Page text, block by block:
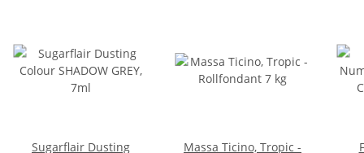
Sugarflair Dusting
Massa Ticino, Tropic -